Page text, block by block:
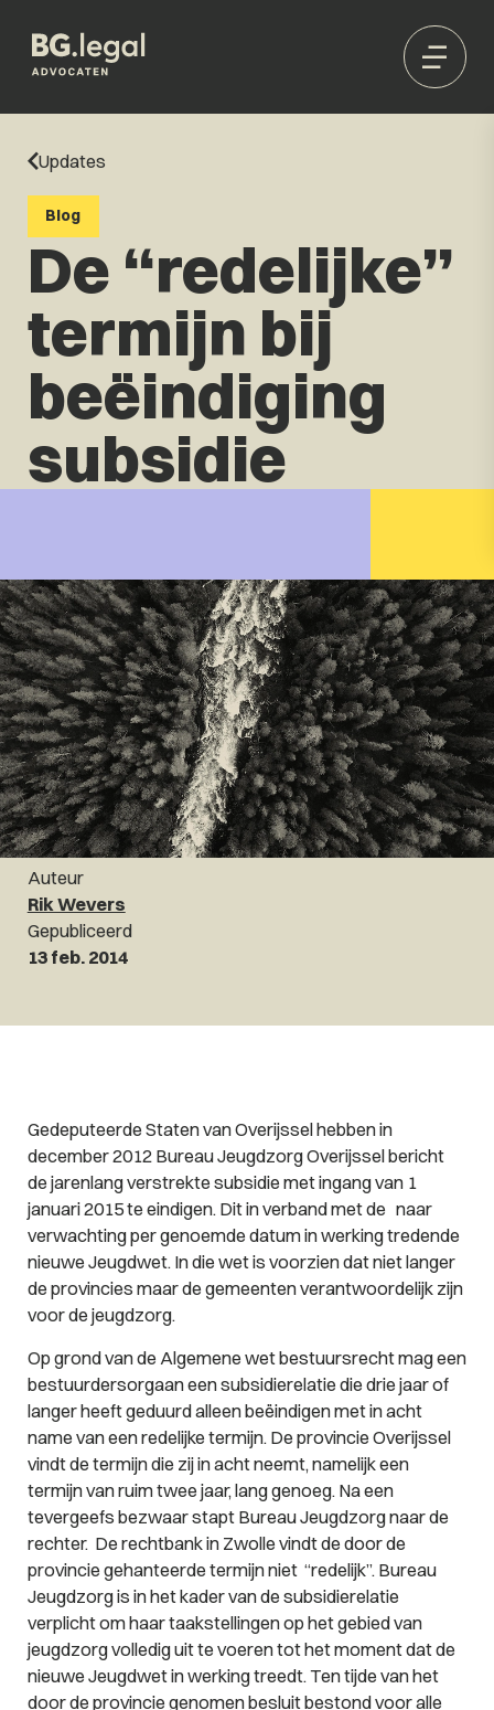
Updates
Blog
De “redelijke”
termijn bij
beëindiging
subsidie
Auteur
Rik Wevers
Gepubliceerd
13 feb. 2014
Gedeputeerde Staten van Overijssel hebben in
december 2012 Bureau Jeugdzorg Overijssel bericht
de jarenlang verstrekte subsidie met ingang van 1
januari 2015 te eindigen. Dit in verband met de naar
verwachting per genoemde datum in werking tredende
nieuwe Jeugdwet. In die wet is voorzien dat niet langer
de provincies maar de gemeenten verantwoordelijk zijn
voor de jeugdzorg.
Op grond van de Algemene wet bestuursrecht mag een
bestuurdersorgaan een subsidierelatie die drie jaar of
langer heeft geduurd alleen beëindigen met in acht
name van een redelijke termijn. De provincie Overijssel
vindt de termijn die zij in acht neemt, namelijk een
termijn van ruim twee jaar, lang genoeg. Na een
tevergeefs bezwaar stapt Bureau Jeugdzorg naar de
rechter. De rechtbank in Zwolle vindt de door de
provincie gehanteerde termijn niet “redelijk”. Bureau
Jeugdzorg is in het kader van de subsidierelatie
verplicht om haar taakstellingen op het gebied van
jeugdzorg volledig uit te voeren tot het moment dat de
nieuwe Jeugdwet in werking treedt. Ten tijde van het
door de provincie genomen besluit bestond voor alle